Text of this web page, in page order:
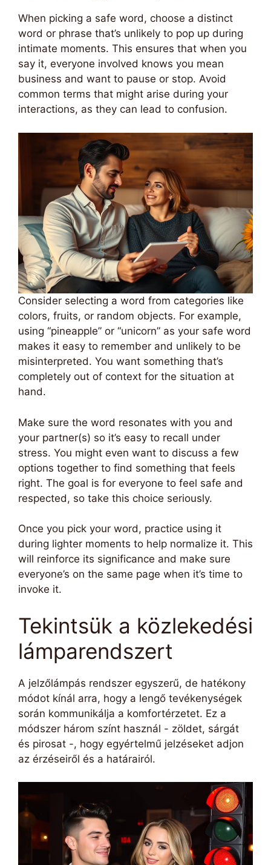
When picking a safe word, choose a distinct
word or phrase that’s unlikely to pop up during
intimate moments. This ensures that when you
say it, everyone involved knows you mean
business and want to pause or stop. Avoid
common terms that might arise during your
interactions, as they can lead to confusion.
Consider selecting a word from categories like
colors, fruits, or random objects. For example,
using “pineapple” or “unicorn” as your safe word
makes it easy to remember and unlikely to be
misinterpreted. You want something that’s
completely out of context for the situation at
hand.
Make sure the word resonates with you and
your partner(s) so it’s easy to recall under
stress. You might even want to discuss a few
options together to find something that feels
right. The goal is for everyone to feel safe and
respected, so take this choice seriously.
Once you pick your word, practice using it
during lighter moments to help normalize it. This
will reinforce its significance and make sure
everyone’s on the same page when it’s time to
invoke it.
Tekintsük a közlekedési
lámparendszert
A jelzőlámpás rendszer egyszerű, de hatékony
módot kínál arra, hogy a lengő tevékenységek
során kommunikálja a komfortérzetet. Ez a
módszer három színt használ - zöldet, sárgát
és pirosat -, hogy egyértelmű jelzéseket adjon
az érzéseiről és a határairól.